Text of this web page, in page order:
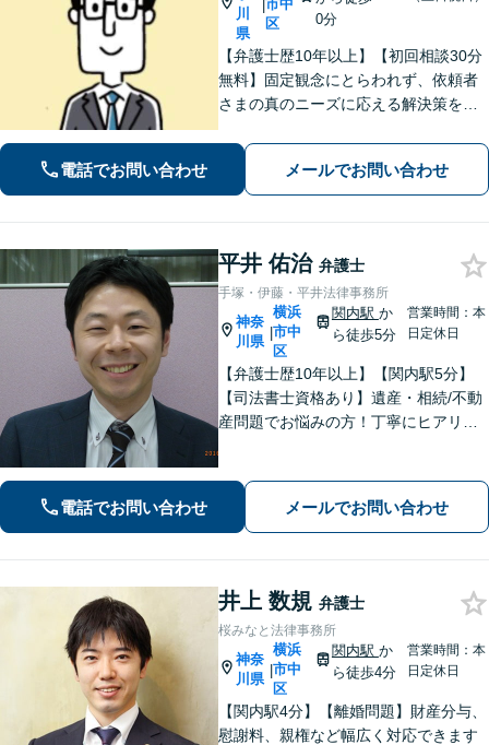
川
県
市中
区
0分
【弁護士歴10年以上】【初回相談30分
無料】固定観念にとらわれず、依頼者
さまの真のニーズに応える解決策を導
士業との連携で不動産トラブルや相続
問題にワンストップの対応も可能【WE
B面談対応】【関内駅3分】
電話でお問い合わせ メールでお問い合わせ
平井 佑治 弁護士
手塚・伊藤・平井法律事務所
神奈
川県
|
横浜
市中
区
関内駅 か
ら徒歩5分
営業時間：本
日定休日
【弁護士歴10年以上】【関内駅5分】
【司法書士資格あり】遺産・相続/不動
産問題でお悩みの方！丁寧にヒアリン
【夜間/休日対応可能】
電話でお問い合わせ メールでお問い合わせ
井上 数規 弁護士
桜みなと法律事務所
神奈
川県
|
横浜
市中
区
関内駅 か
ら徒歩4分
営業時間：本
日定休日
【関内駅4分】【離婚問題】財産分与、
慰謝料、親権など幅広く対応できます